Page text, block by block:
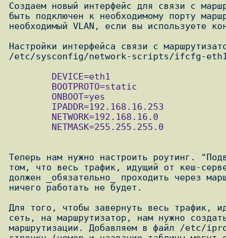
Создаем новый интерфейс для связи с
быть подключен к необходимому порту
необходимый VLAN, если вы используете
Настройки интерфейса связи с
Теперь нам нужно настроить роутинг.
том, что весь трафик, идущий от кеш-
должен _обязательно_ проходить через
ничего работать не будет.
Для того, чтобы завернуть весь трафик,
сеть, на маршрутизатор, нам нужно
маршрутизации. Добавляем в файл /etc/